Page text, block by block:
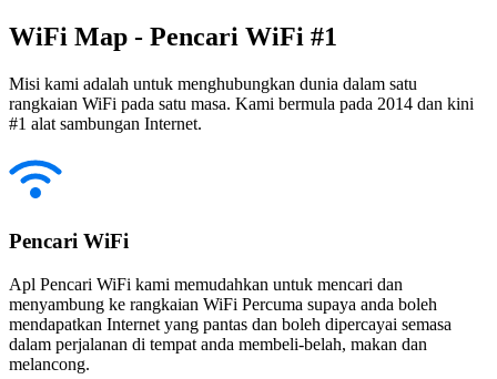
WiFi Map - Pencari WiFi #1
Misi kami adalah untuk menghubungkan dunia dalam satu
rangkaian WiFi pada satu masa. Kami bermula pada 2014 dan kini
#1 alat sambungan Internet.
Pencari WiFi
Apl Pencari WiFi kami memudahkan untuk mencari dan
menyambung ke rangkaian WiFi Percuma supaya anda boleh
mendapatkan Internet yang pantas dan boleh dipercayai semasa
dalam perjalanan di tempat anda membeli-belah, makan dan
melancong.